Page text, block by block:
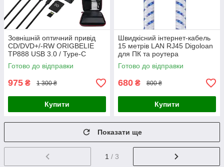
Зовнішній оптичний привід
CD/DVD+/-RW ORIGBELIE
TP888 USB 3.0 / Type-C
(Чорний)
Готово до відправки
975 ₴ 1 300 ₴
Купити
Швидкісний інтернет-кабель
15 метрів LAN RJ45 Digoloan
для ПК та роутера
Готово до відправки
680 ₴ 800 ₴
Купити
Показати ще
1 / 3